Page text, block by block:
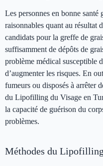
Les personnes en bonne santé
raisonnables quant au résultat
candidats pour la greffe de
suffisamment de dépôts de
problème médical susceptible
d’augmenter les risques. En
fumeurs ou disposés à arrêter
du Lipofilling du Visage en
la capacité de guérison du
problèmes.
Méthodes du